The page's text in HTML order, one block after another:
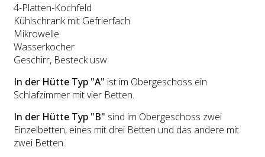
4-Platten-Kochfeld
Kühlschrank mit Gefrierfach
Mikrowelle
Wasserkocher
Geschirr, Besteck usw.
In der Hütte Typ "A" ist im Obergeschoss ein
Schlafzimmer mit vier Betten.
In der Hütte Typ "B" sind im Obergeschoss zwei
Einzelbetten, eines mit drei Betten und das andere mit
zwei Betten.